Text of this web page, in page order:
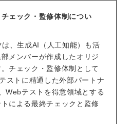
チェック・監修体制につい
、生成AI（人工知能）も活
メンバーが作成したオリジ
チェック・監修体制として
ストに精通した外部パートナ
Webテストを得意領域とする
による最終チェックと監修